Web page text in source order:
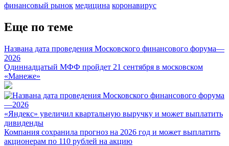
финансовый рынок медицина коронавирус
Еще по теме
Названа дата проведения Московского финансового форума—
2026
Одиннадцатый МФФ пройдет 21 сентября в московском
«Манеже»
«Яндекс» увеличил квартальную выручку и может выплатить
дивиденды
Компания сохранила прогноз на 2026 год и может выплатить
акционерам по 110 рублей на акцию